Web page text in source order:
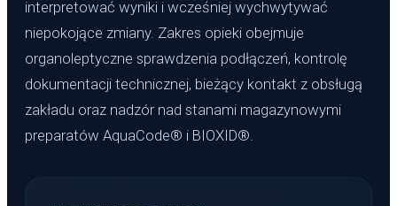
interpretować wyniki i wcześniej wychwytywać
niepokojące zmiany. Zakres opieki obejmuje
organoleptyczne sprawdzenia podłączeń, kontrolę
dokumentacji technicznej, bieżący kontakt z obsługą
zakładu oraz nadzór nad stanami magazynowymi
preparatów AquaCode® i BIOXID®.